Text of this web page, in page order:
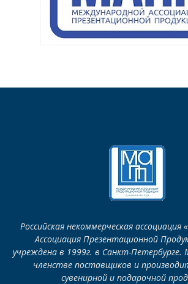
Российская некоммерческая
Ассоциация Презентационной
учреждена в 1999г. в Санкт-
членстве поставщиков и
сувенирной и подарочной